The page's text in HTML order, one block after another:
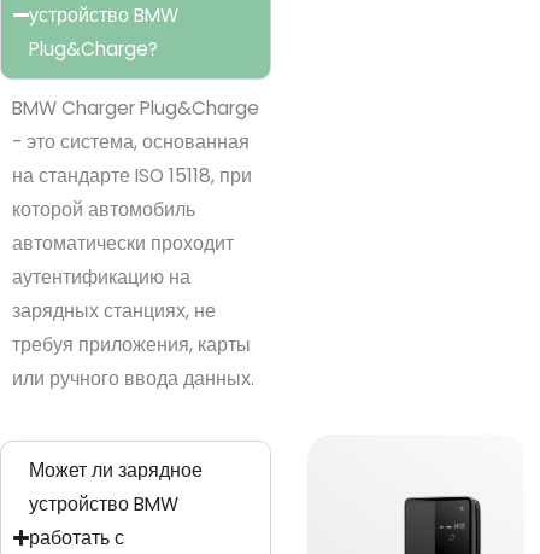
устройство BMW
Plug&Charge?
BMW Charger Plug&Charge
- это система, основанная
на стандарте ISO 15118, при
которой автомобиль
автоматически проходит
аутентификацию на
зарядных станциях, не
требуя приложения, карты
или ручного ввода данных.
Может ли зарядное
устройство BMW
работать с